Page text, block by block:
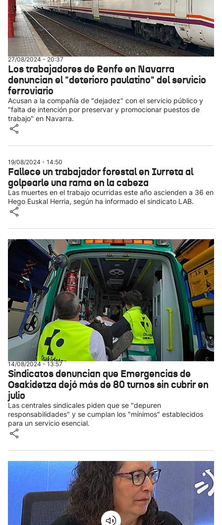
27/08/2024 - 20:37
Los trabajadores de Renfe en Navarra
denuncian el "deterioro paulatino" del servicio
ferroviario
Acusan a la compañía de "dejadez" con el servicio público y
"falta de intención por preservar y promocionar puestos de
trabajo" en Navarra.
19/08/2024 - 14:50
Fallece un trabajador forestal en Iurreta al
golpearle una rama en la cabeza
Las muertes en el trabajo ocurridas este año ascienden a 36 en
Hego Euskal Herria, según ha informado el sindicato LAB.
14/08/2024 - 13:57
Sindicatos denuncian que Emergencias de
Osakidetza dejó más de 80 turnos sin cubrir en
julio
Las centrales sindicales piden que se "depuren
responsabilidades" y se cumplan los "mínimos" establecidos
para un servicio esencial.